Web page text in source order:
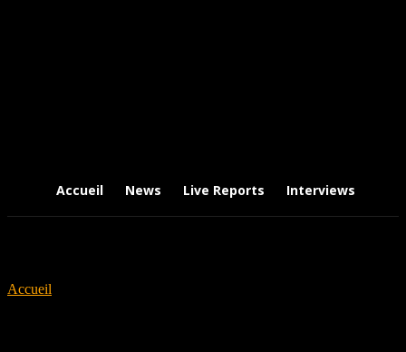
Accueil News Live Reports Interviews
Accueil